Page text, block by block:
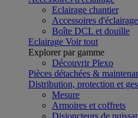
Eclairage chantier
Accessoires d'éclairage
Boîte DCL et douille
Eclairage Voir tout
Explorer par gamme
Découvrir Plexo
Pièces détachées &
Distribution, protection et
Mesure
Armoires et coffrets
Disjoncteurs de